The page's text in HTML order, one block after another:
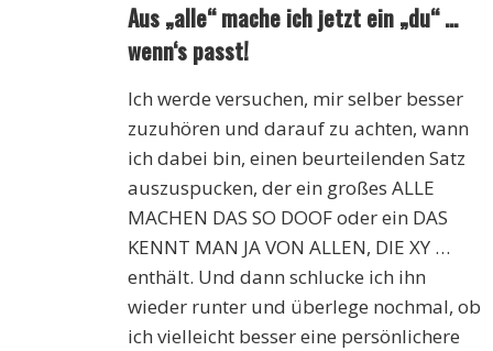
Aus „alle“ mache ich jetzt ein „du“ …
wenn‘s passt!
Ich werde versuchen, mir selber besser
zuzuhören und darauf zu achten, wann
ich dabei bin, einen beurteilenden Satz
auszuspucken, der ein großes ALLE
MACHEN DAS SO DOOF oder ein DAS
KENNT MAN JA VON ALLEN, DIE XY …
enthält. Und dann schlucke ich ihn
wieder runter und überlege nochmal, ob
ich vielleicht besser eine persönlichere